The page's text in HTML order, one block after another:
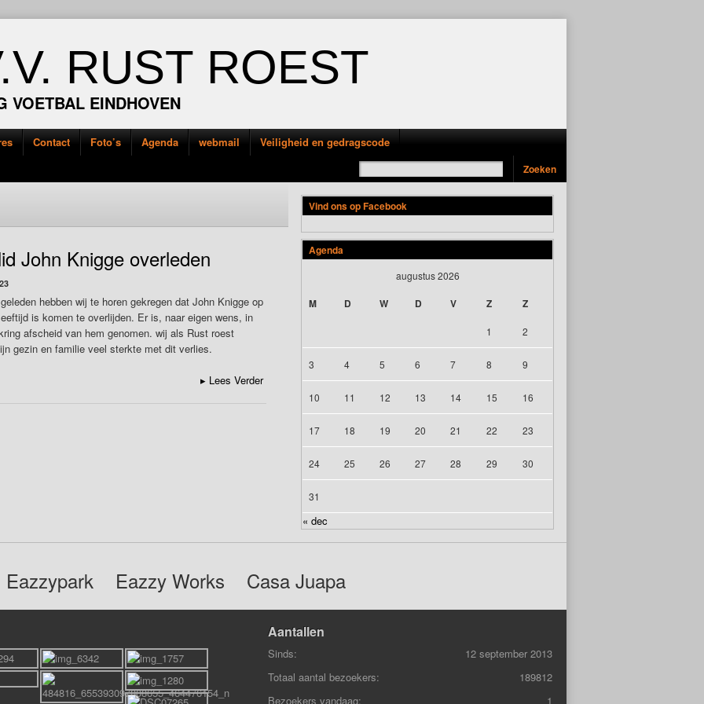
RUST ROEST
VOETBAL EINDHOVEN
Contact Foto’s Agenda webmail Veiligheid en gedragscode
John Knigge overleden
hebben wij te horen gekregen dat John Knigge op
is komen te overlijden. Er is, naar eigen wens, in
afscheid van hem genomen. wij als Rust roest
gezin en familie veel sterkte met dit verlies.
▸ Lees Verder
Vind ons op Facebook
Agenda
augustus 2026
M D W D V Z Z
1 2
3 4 5 6 7 8 9
10 11 12 13 14 15 16
17 18 19 20 21 22 23
24 25 26 27 28 29 30
31
« dec
Eazzypark Eazzy Works Casa Juapa
Aantallen
12 september 2013
Sinds:
189812
Totaal aantal bezoekers:
1
Bezoekers vandaag: